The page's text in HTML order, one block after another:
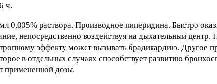
ч.
0,005% раствора. Производное пиперидина. Быстро
непосредственно воздействуя на дыхательный
эффекту может вызывать брадикардию. Другое
в отдельных случаях способствует развитию
примененной дозы.